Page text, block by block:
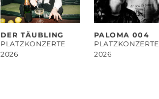
DER TÄUBLING
PLATZKONZERTE
2026
PALOMA 004
PLATZKONZERTE
2026